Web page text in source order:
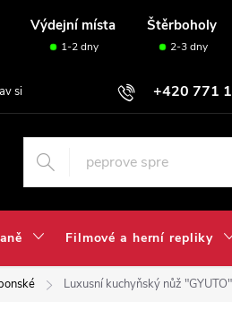
Výdejní místa Štěrboholy
1-2 dny 2-3 dny
+420 771
si svou sadu✅
Filmové a herní repliky
Luxusní kuchyňský nůž